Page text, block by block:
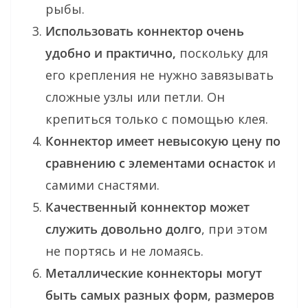
рыбы.
Использовать коннектор очень
удобно и практично, поскольку для
его крепления не нужно завязывать
сложные узлы или петли. Он
крепиться только с помощью клея.
Коннектор имеет невысокую цену по
сравнению с элементами оснасток и
самими снастями.
Качественный коннектор может
служить довольно долго, при этом
не портясь и не ломаясь.
Металлические коннекторы могут
быть самых разных форм, размеров